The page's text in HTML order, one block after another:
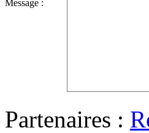
Message :
Partenaires :